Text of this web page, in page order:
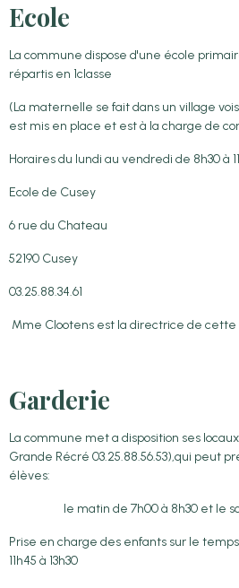
Ecole
La commune dispose d'une école
répartis en 1classe
(La maternelle se fait dans un village
est mis en place et est à la charge de
Horaires du lundi au vendredi de 8h30 à
Ecole de Cusey
6 rue du Chateau
52190 Cusey
03.25.88.34.61
Mme Clootens est la directrice de cette
Garderie
La commune met a disposition ses
Grande Récré 03.25.88.56.53),qui peut
élèves:
le matin de 7h00 à 8h30 et le
Prise en charge des enfants sur le
11h45 à 13h30